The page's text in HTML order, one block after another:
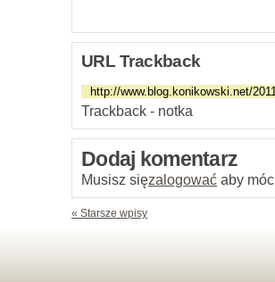
URL Trackback
Trackback - notka
Dodaj komentarz
Musisz sięzalogować aby
« Starsze wpisy